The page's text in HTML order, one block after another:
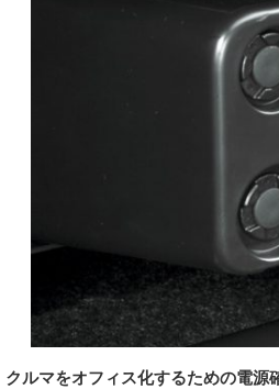
クルマをオフィス化するための電源